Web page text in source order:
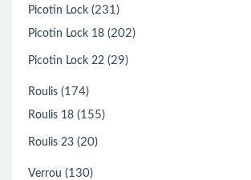
Picotin Lock (231)
Picotin Lock 18 (202)
Picotin Lock 22 (29)
Roulis (174)
Roulis 18 (155)
Roulis 23 (20)
Verrou (130)